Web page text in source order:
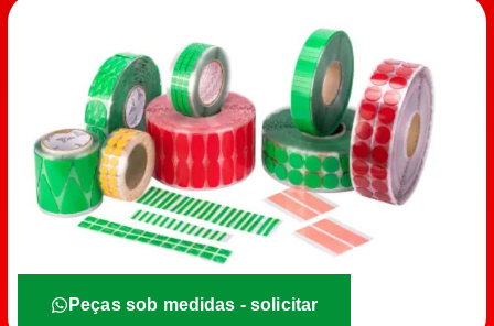
Peças sob medidas - solicitar